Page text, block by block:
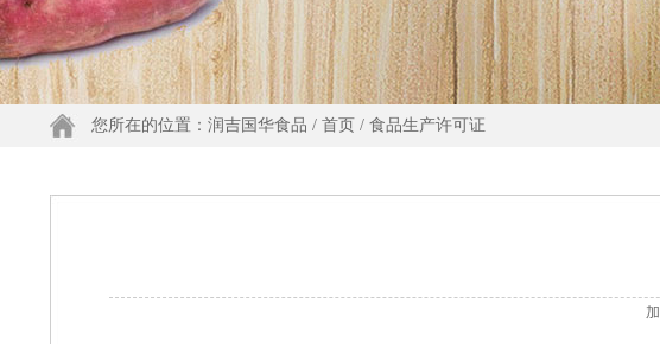
您所在的位置： 润吉国华食品 / 首页 / 食品生产许可证